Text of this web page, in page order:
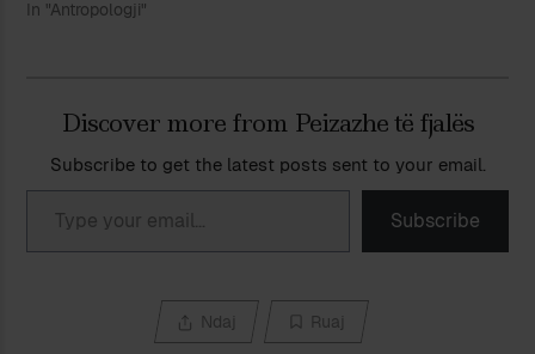
In "Antropologji"
Discover more from Peizazhe të fjalës
Subscribe to get the latest posts sent to your email.
Type your email…
Subscribe
Ndaj Ruaj